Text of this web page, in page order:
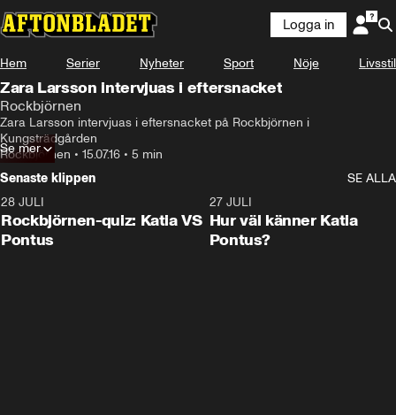
Logga in
Hem Serier Nyheter Sport Nöje Livsstil
Zara Larsson intervjuas i eftersnacket
Rockbjörnen
Zara Larsson intervjuas i eftersnacket på Rockbjörnen i
Kungsträdgården
Rockbjörnen • 15.07.16 • 5 min
Se mer
Senaste klippen
SE ALLA
28 JULI
Rockbjörnen-quiz: Katia VS
Pontus
27 JULI
Hur väl känner Katia
Pontus?